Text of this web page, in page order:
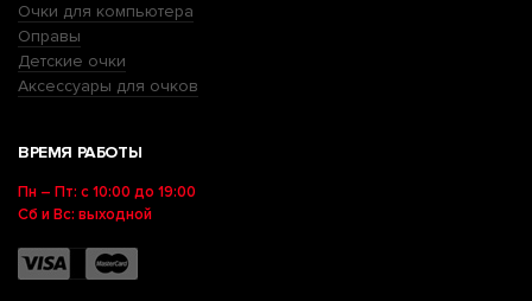
Очки для компьютера
Оправы
Детские очки
Аксессуары для очков
ВРЕМЯ РАБОТЫ
Пн – Пт: с 10:00 до 19:00
Сб и Вс: выходной